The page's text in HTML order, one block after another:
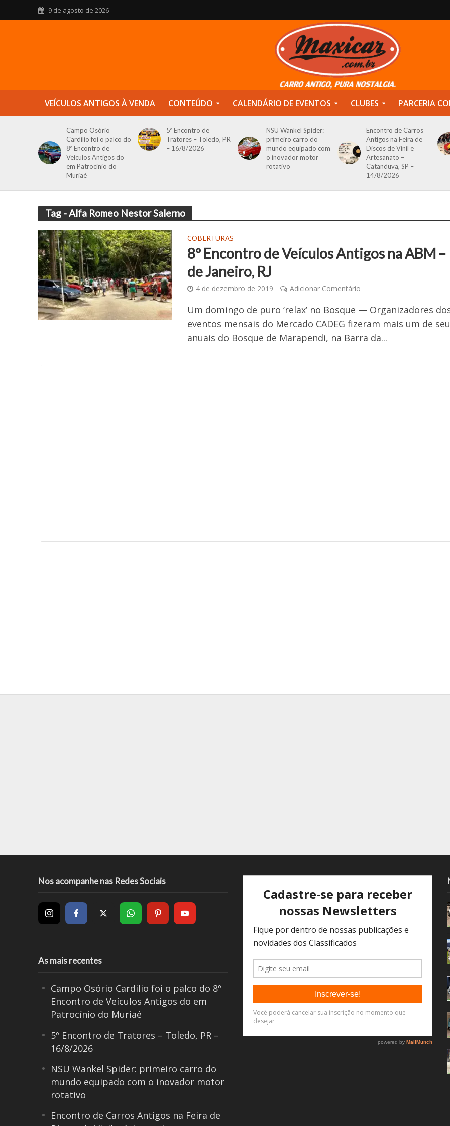
9 de agosto de 2026
VEÍCULOS ANTIGOS À VENDA CONTEÚDO CALENDÁRIO DE EVENTOS CLUBES PARCERIA
Campo Osório
Cardilio foi o palco do
8º Encontro de
Veículos Antigos do
em Patrocínio do
Muriaé
5º Encontro de
Tratores – Toledo, PR
– 16/8/2026
NSU Wankel Spider:
primeiro carro do
mundo equipado com
o inovador motor
rotativo
Encontro de Carros
Antigos na Feira de
Discos de Vinil e
Artesanato –
Catanduva, SP –
14/8/2026
Tag - Alfa Romeo Nestor Salerno
COBERTURAS
8º Encontro de Veículos Antigos na ABM –
de Janeiro, RJ
4 de dezembro de 2019 Adicionar Comentário
Um domingo de puro ‘relax’ no Bosque — Organizadores
eventos mensais do Mercado CADEG fizeram mais um de
anuais do Bosque de Marapendi, na Barra da...
Nos acompanhe nas Redes Sociais
As mais recentes
Campo Osório Cardilio foi o palco do 8º
Encontro de Veículos Antigos do em
Patrocínio do Muriaé
5º Encontro de Tratores – Toledo, PR –
16/8/2026
NSU Wankel Spider: primeiro carro do
mundo equipado com o inovador motor
rotativo
Encontro de Carros Antigos na Feira de